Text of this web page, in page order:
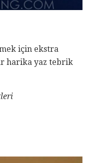
için ekstra
harika yaz tebrik